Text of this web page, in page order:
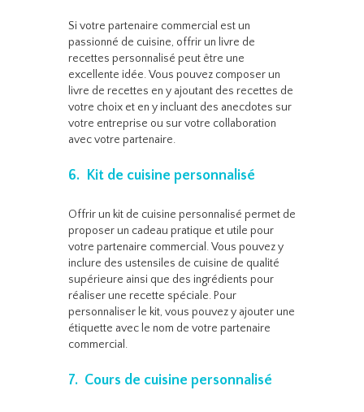
Si votre partenaire commercial est un
passionné de cuisine, offrir un livre de
recettes personnalisé peut être une
excellente idée. Vous pouvez composer un
livre de recettes en y ajoutant des recettes de
votre choix et en y incluant des anecdotes sur
votre entreprise ou sur votre collaboration
avec votre partenaire.
6. Kit de cuisine personnalisé
Offrir un kit de cuisine personnalisé permet de
proposer un cadeau pratique et utile pour
votre partenaire commercial. Vous pouvez y
inclure des ustensiles de cuisine de qualité
supérieure ainsi que des ingrédients pour
réaliser une recette spéciale. Pour
personnaliser le kit, vous pouvez y ajouter une
étiquette avec le nom de votre partenaire
commercial.
7. Cours de cuisine personnalisé